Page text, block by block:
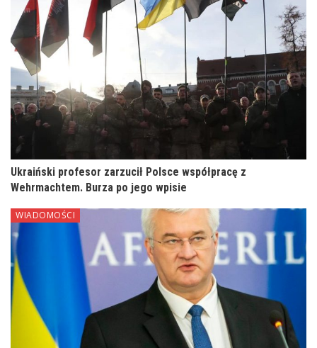
Ukraiński profesor zarzucił Polsce współpracę z
Wehrmachtem. Burza po jego wpisie
WIADOMOŚCI